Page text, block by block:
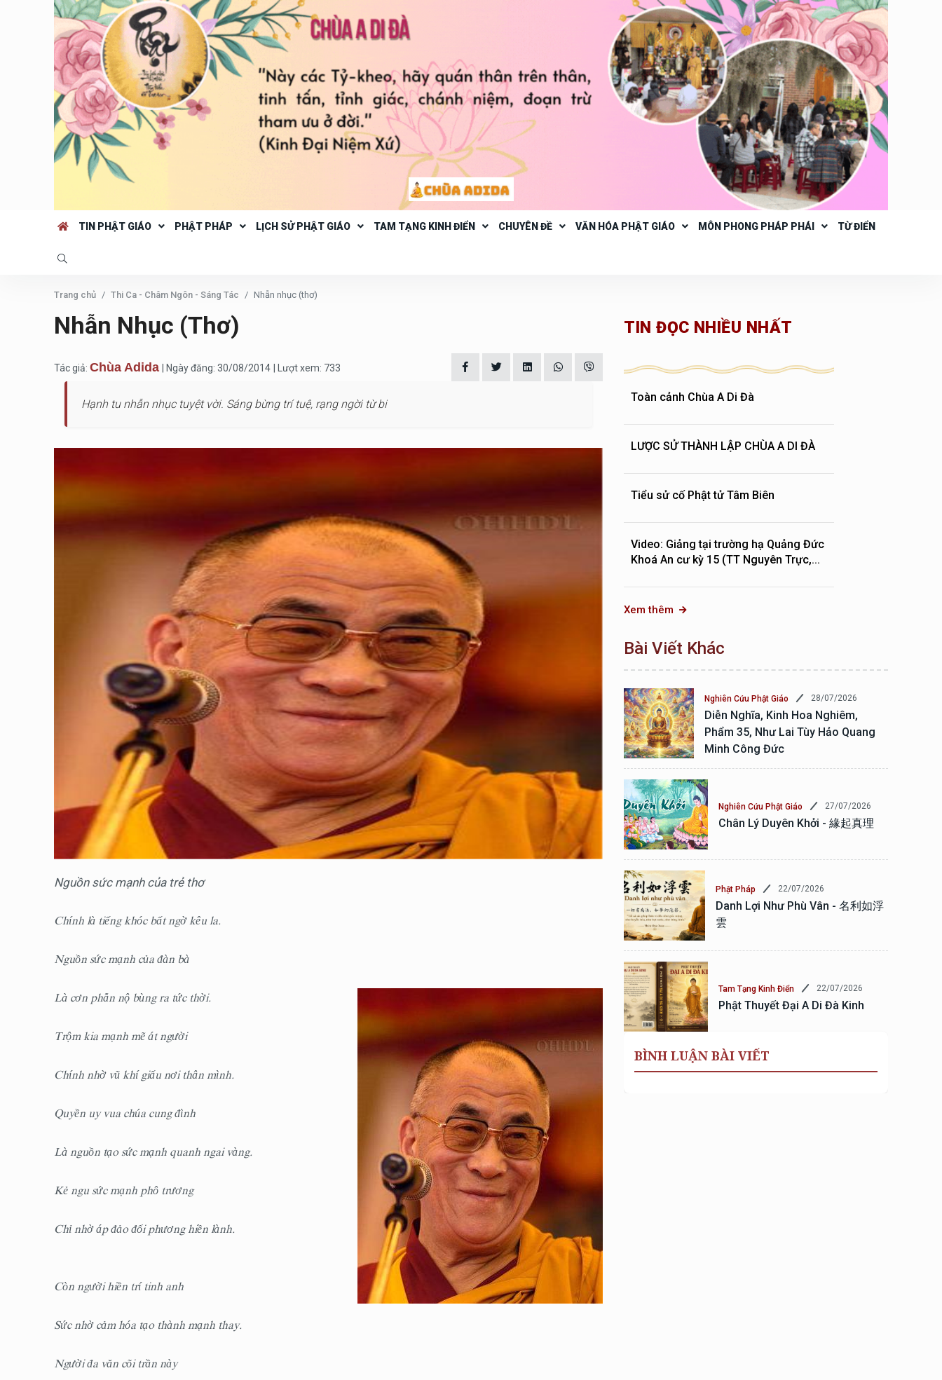
TIN PHẬT GIÁO PHẬT PHÁP LỊCH SỬ PHẬT GIÁO TAM TẠNG KINH ĐIỂN CHUYÊN ĐỀ VĂN HÓA PHẬT GIÁO MÔN PHONG PHÁP PHÁI TỪ ĐIỂN
Trang chủ Thi Ca - Châm Ngôn - Sáng Tác Nhẫn nhục (thơ)
Nhẫn Nhục (thơ)
Tác giả: Chùa Adida | Ngày đăng: 30/08/2014 | Lượt xem: 733
Hạnh tu nhẫn nhục tuyệt vời. Sáng bừng trí tuệ, rạng ngời từ bi
Nguồn sức mạnh của trẻ thơ
Chính là tiếng khóc bất ngờ kêu la.
Nguồn sức mạnh của đàn bà
Là cơn phẫn nộ bùng ra tức thời.
Trộm kia mạnh mẽ át người
Chính nhờ vũ khí giấu nơi thân mình.
Quyền uy vua chúa cung đình
Là nguồn tạo sức mạnh quanh ngai vàng.
Kẻ ngu sức mạnh phô trương
Chỉ nhờ áp đảo đối phương hiền lành.
Còn người hiền trí tinh anh
Sức nhờ cảm hóa tạo thành mạnh thay.
Người đa văn cõi trần này
TIN ĐỌC NHIỀU NHẤT
Toàn cảnh Chùa A Di Đà
LƯỢC SỬ THÀNH LẬP CHÙA A DI ĐÀ
Tiểu sử cố Phật tử Tâm Biên
Video: Giảng tại trường hạ Quảng Đức
Khoá An cư kỳ 15 (TT Nguyên Trực,...
Xem thêm
Bài Viết Khác
Nghiên Cứu Phật Giáo 28/07/2026
Diễn Nghĩa, Kinh Hoa Nghiêm,
Phẩm 35, Như Lai Tùy Hảo Quang
Minh Công Đức
Nghiên Cứu Phật Giáo 27/07/2026
Chân Lý Duyên Khởi - 緣起真理
Phật Pháp 22/07/2026
Danh Lợi Như Phù Vân - 名利如浮
雲
Tam Tạng Kinh Điển 22/07/2026
Phật Thuyết Đại A Di Đà Kinh
BÌNH LUẬN BÀI VIẾT